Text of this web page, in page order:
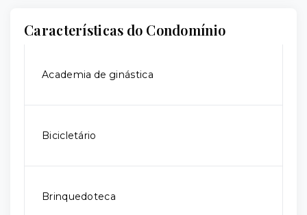
Características do Condomínio
Academia de ginástica
Bicicletário
Brinquedoteca